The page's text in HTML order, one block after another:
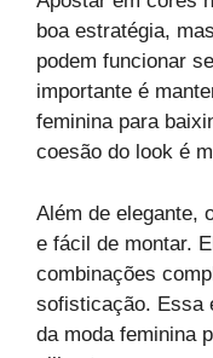
boa estratégia,
podem funcionar
importante é
feminina para
coesão do look é
Além de elegante,
e fácil de montar.
combinações
sofisticação. Essa
da moda feminina